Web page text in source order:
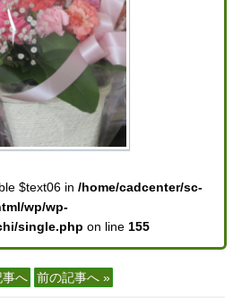
$text06 in /home/cadcenter/sc-
wp/wp-
single.php on line 155
へ 前の記事へ »